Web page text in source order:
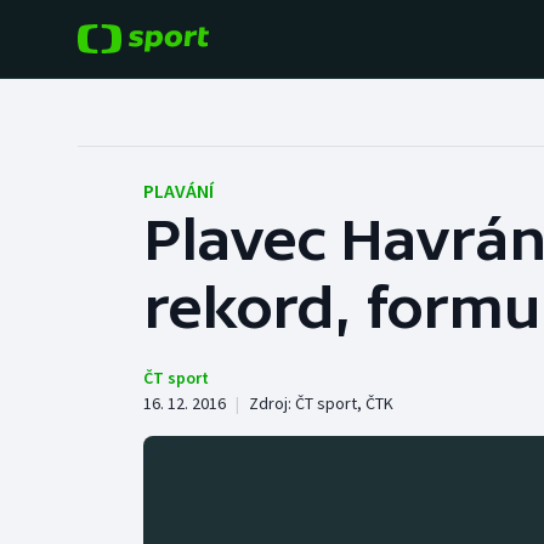
Hokej
Tenis
Cyklistika
Baseball a softbal
Basketbal
Boby a skeleton
PLAVÁNÍ
Plavec
rekord,
ČT sport
16. 12. 2016 | Zdroj: ČT sport, ČTK